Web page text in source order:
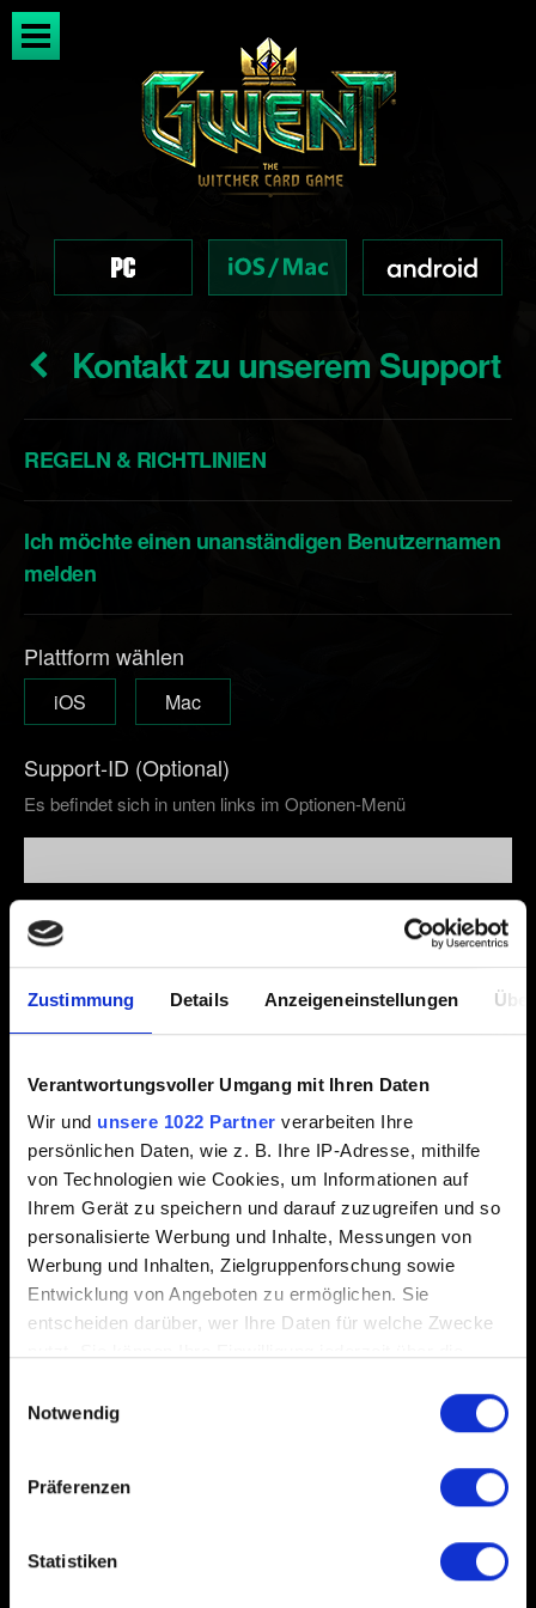
Zustimmung Details Anzeigeneinstellungen
Verantwortungsvoller Umgang mit Ihren Daten
Wir und unsere 1022 Partner verarbeiten Ihre
persönlichen Daten, wie z. B. Ihre IP-Adresse, mithilfe
von Technologien wie Cookies, um Informationen auf
Ihrem Gerät zu speichern und darauf zuzugreifen und so
personalisierte Werbung und Inhalte, Messungen von
Werbung und Inhalten, Zielgruppenforschung sowie
Entwicklung von Angeboten zu ermöglichen. Sie
entscheiden darüber, wer Ihre Daten für welche Zwecke
Trigger Symbol ändern oder widerrufen
Informationen über Ihre geografische Lage
können
Notwendig
Präferenzen
Statistiken
Kontakt zu unserem Support
REGELN & RICHTLINIEN
Ich möchte einen unanständigen Benutzernamen
melden
Plattform wählen
iOS Mac
Support-ID (Optional)
Es befindet sich in unten links im Optionen-Menü
E-Mail (Tippfehler vermeiden!)
0/20
Datei hinzufügen
Du kannst deinem Bericht eine Datei anhängen, z.B. bei
Grafikproblemen auf PC einen Screenshot. Limit: 12 MB.
Abschicken